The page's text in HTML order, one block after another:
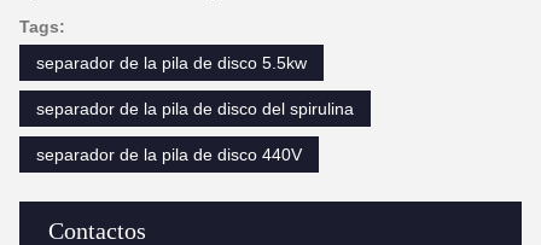
Contactos
Tags:
separador de la pila de disco 5.5kw
separador de la pila de disco del spirulina
separador de la pila de disco 440V